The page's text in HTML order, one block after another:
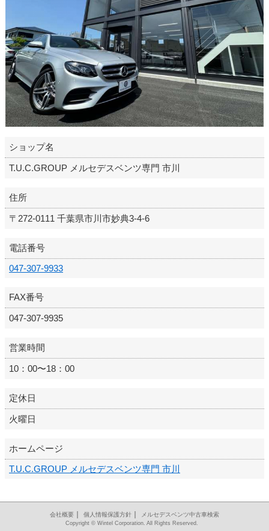
ショップ名
T.U.C.GROUP メルセデスベンツ専門 市川
住所
〒272-0111 千葉県市川市妙典3-4-6
電話番号
047-307-9933
FAX番号
047-307-9935
営業時間
10：00〜18：00
定休日
火曜日
ホームページ
T.U.C.GROUP メルセデスベンツ専門 市川
会社概要 ｜ 個人情報保護方針 ｜ メルセデスベンツ中古車検索
Copyright © Wintel Corporation. All Rights Reserved.